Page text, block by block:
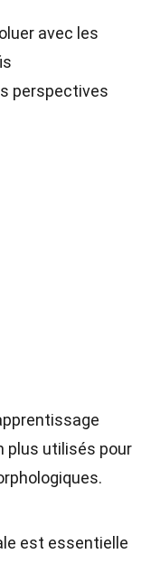
avec les
perspectives
plus utilisés pour
est essentielle